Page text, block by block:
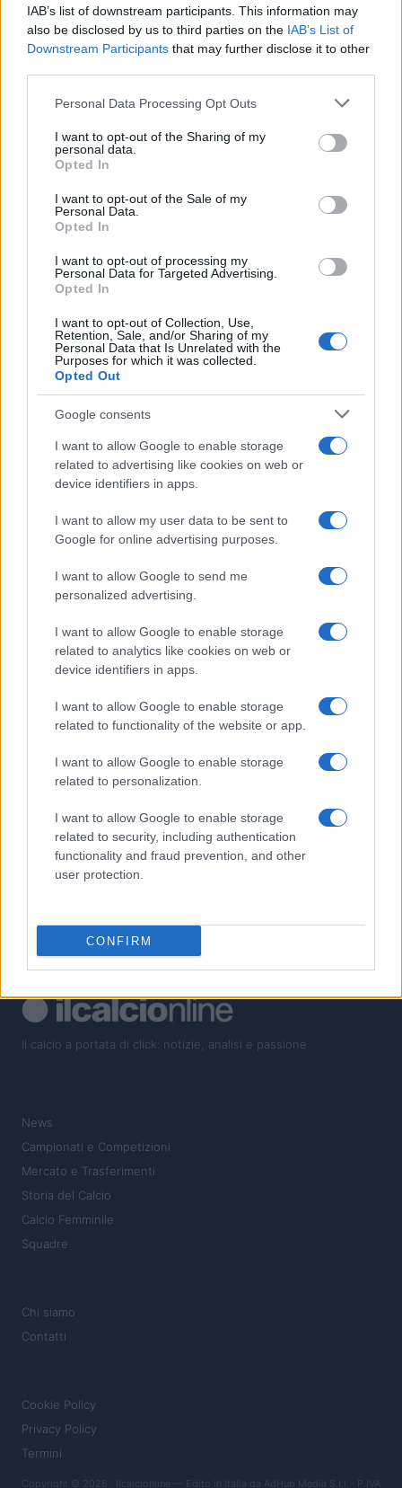
IAB’s list of downstream participants. This information may
also be disclosed by us to third parties on the IAB’s List of
Downstream Participants that may further disclose it to other
Please note that this website/app uses one or more Google
not limited to your visit or usage behaviour. You may click to
grant or deny consent to Google and its third-party tags to
use your data for below specified purposes in below Google
consent section.
Personal Data Processing Opt Outs
I want to opt-out of the Sharing of my
personal data.
Opted In
I want to opt-out of the Sale of my
Personal Data.
Opted In
I want to opt-out of processing my
Personal Data for Targeted Advertising.
Opted In
I want to opt-out of Collection, Use,
Retention, Sale, and/or Sharing of my
Personal Data that Is Unrelated with the
Purposes for which it was collected.
Opted Out
Google consents
I want to allow Google to enable storage
related to advertising like cookies on web or
device identifiers in apps.
I want to allow my user data to be sent to
Google for online advertising purposes.
I want to allow Google to send me
personalized advertising.
I want to allow Google to enable storage
related to analytics like cookies on web or
device identifiers in apps.
I want to allow Google to enable storage
related to functionality of the website or app.
I want to allow Google to enable storage
related to personalization.
I want to allow Google to enable storage
related to security, including authentication
functionality and fraud prevention, and other
user protection.
CONFIRM
La visione di Vito Tisci per il futuro del calcio giovanile
Ilaria Mauri · 4 Ago 2026
STORIA DEL CALCIO
Franco Baresi muore a 66 anni: omaggi e ricordi per il
capitano del Milan
PIÙ LETTI
Scopri Calcio: il borgo lombardo ricco di storia e cultura
La visione di Vito Tisci per il futuro del calcio giovanile
Franco Baresi muore a 66 anni: omaggi e ricordi per il
capitano del Milan
Zidane: dalla gloria in campo alla panchina del Real Madrid
Storia tattica del calcio italiano: catenaccio, zona, pressing e
posizionale
Il calcio a portata di click: notizie, analisi e passione
News
Campionati e Competizioni
Mercato e Trasferimenti
Storia del Calcio
Calcio Femminile
Squadre
Chi siamo
Contatti
Cookie Policy
Privacy Policy
Termini
Copyright © 2026 · Ilcalcionline — Edito in Italia da AdHub Media S.r.l. · P.IVA